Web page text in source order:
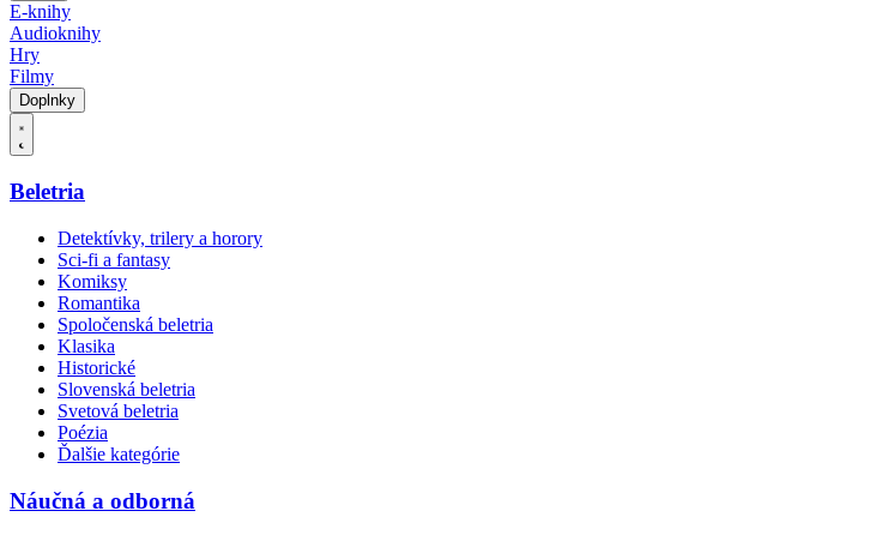
E-knihy
Audioknihy
Hry
Filmy
Doplnky
Beletria
Detektívky, trilery a horory
Sci-fi a fantasy
Komiksy
Romantika
Spoločenská beletria
Klasika
Historické
Slovenská beletria
Svetová beletria
Poézia
Ďalšie kategórie
Náučná a odborná